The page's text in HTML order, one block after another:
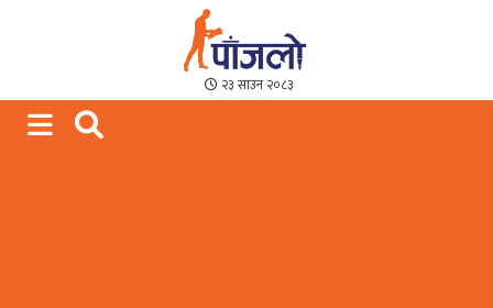
Paajalo News
We are from Far West Nepal
२३ साउन २०८३